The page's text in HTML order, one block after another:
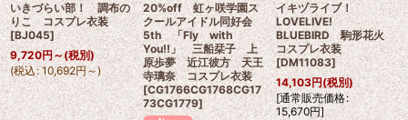
いきづらい部！ 調布の
りこ コスプレ衣装
[BJ045]
9,720円～(税別)
(税込: 10,692円～)
20%off 虹ヶ咲学園ス
クールアイドル同好会
5th 「Fly with
You!!」 三船栞子 上
原歩夢 近江彼方 天王
寺璃奈 コスプレ衣装
[CG1766CG1768CG17
73CG1779]
イキヅライブ！
LOVELIVE!
BLUEBIRD 駒形花火
コスプレ衣装
[DM11083]
14,103円(税別)
[通常販売価格:
15,670円]